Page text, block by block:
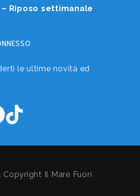
Riposo settimanale
le ultime novità ed
Il Mare Fuori